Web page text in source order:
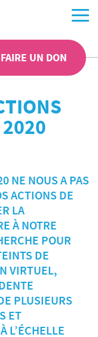
FAIRE UN DON
NE NOUS A PAS
ACTIONS DE
LA
À NOTRE
POUR
DE
VIRTUEL,
PLUSIEURS
ET
L’ÉCHELLE